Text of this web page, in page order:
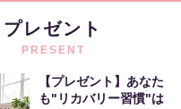
プレゼント
PRESENT
【プレゼント】あなた
も"リカバリー習慣"は